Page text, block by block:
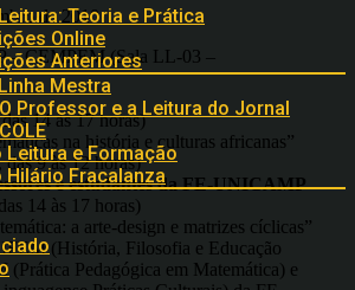
Teoria e Prática
Online
Anteriores
Mestra
Professor e a Leitura do Jornal
Leitura e Formação
Hilário Fracalanza
de 2010
– CEMPEM (Sala LL-03 –
14 às 17 horas)
na história e culturas africanas”
das 9 às 12 horas)
e estudantes da FE-UNICAMP
14 às 17 horas)
a arte-design e matrizes cíclicas”
(História, Filosofia e Educação
(Prática Pedagógica em Matemática) e